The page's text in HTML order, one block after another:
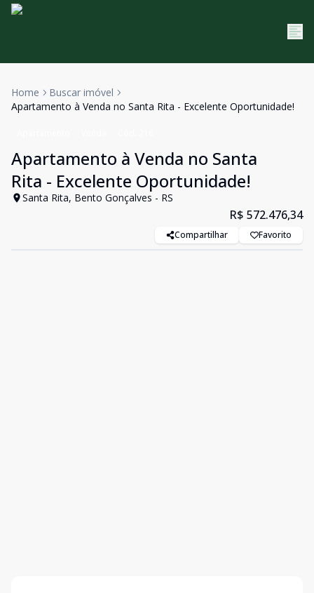
Home
Buscar imóvel
Apartamento à Venda no Santa Rita - Excelente Oportunidade!
Apartamento à Venda no Santa
Rita - Excelente Oportunidade!
Santa Rita, Bento Gonçalves - RS
R$ 572.476,34
Compartilhar Favorito